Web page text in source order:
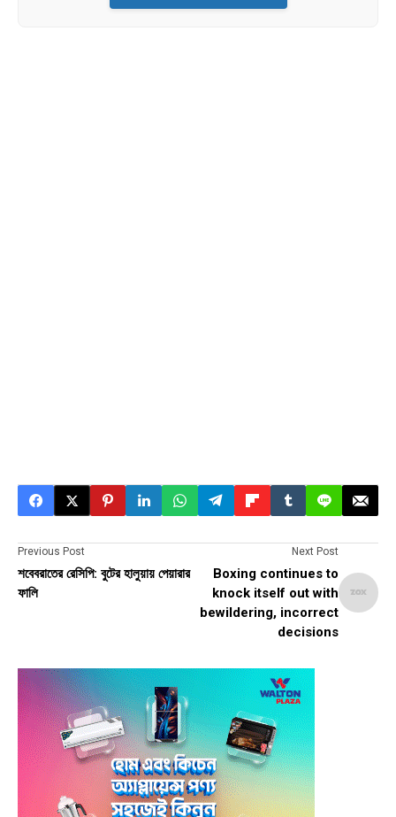
Previous Post
শবেবরাতের রেসিপি: বুটের হালুয়ায় পেয়ারার
ফালি
Next Post
Boxing continues to
knock itself out with
bewildering, incorrect
decisions